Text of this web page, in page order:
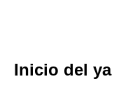
Inicio del